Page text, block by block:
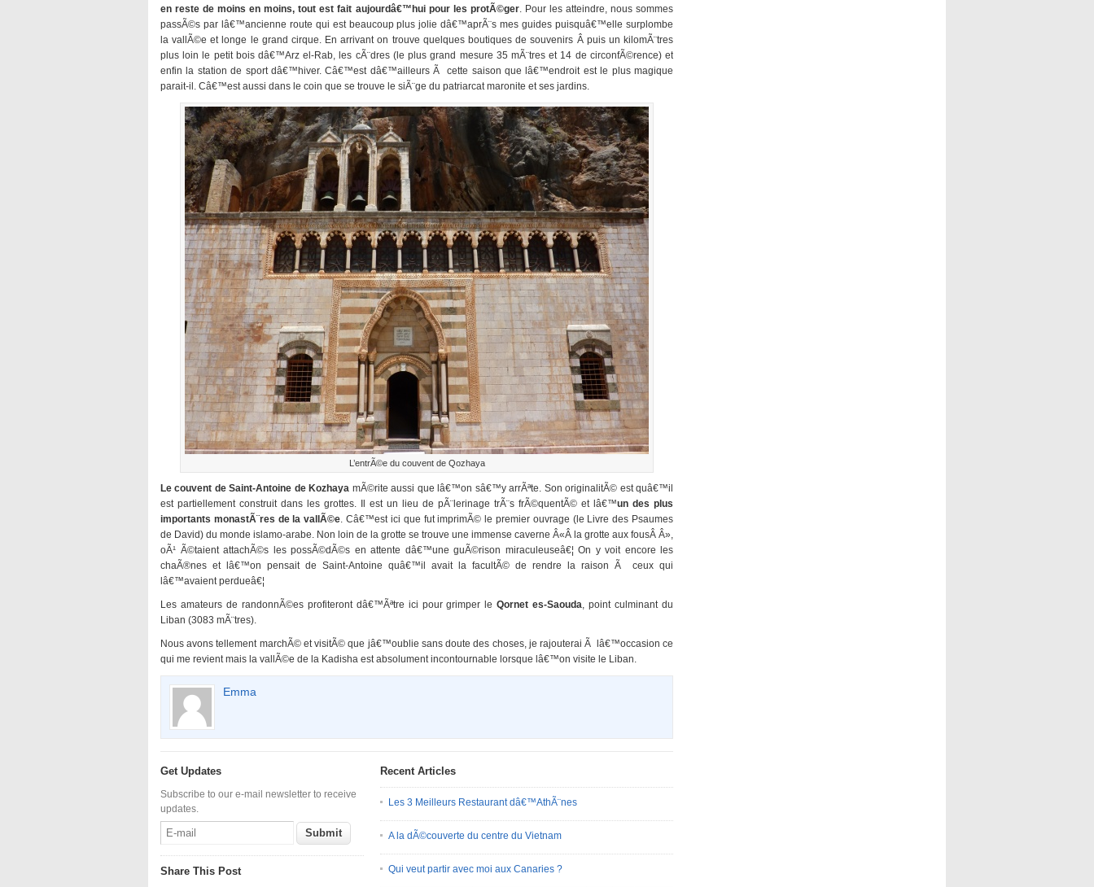
en reste de moins en moins, tout est fait aujourdâ€™hui pour les protÃ©ger. Pour les atteindre, nous sommes
passÃ©s par lâ€™ancienne route qui est beaucoup plus jolie dâ€™aprÃ¨s mes guides puisquâ€™elle surplombe
la vallÃ©e et longe le grand cirque. En arrivant on trouve quelques boutiques de souvenirs Â puis un kilomÃ¨tres
plus loin le petit bois dâ€™Arz el-Rab, les cÃ¨dres (le plus grand mesure 35 mÃ¨tres et 14 de circonfÃ©rence) et
enfin la station de sport dâ€™hiver. Câ€™est dâ€™ailleurs Ã cette saison que lâ€™endroit est le plus magique
parait-il. Câ€™est aussi dans le coin que se trouve le siÃ¨ge du patriarcat maronite et ses jardins.
L’entrÃ©e du couvent de Qozhaya
Le couvent de Saint-Antoine de Kozhaya mÃ©rite aussi que lâ€™on sâ€™y arrÃªte. Son originalitÃ© est quâ€™il
est partiellement construit dans les grottes. Il est un lieu de pÃ¨lerinage trÃ¨s frÃ©quentÃ© et lâ€™un des plus
importants monastÃ¨res de la vallÃ©e. Câ€™est ici que fut imprimÃ© le premier ouvrage (le Livre des Psaumes
de David) du monde islamo-arabe. Non loin de la grotte se trouve une immense caverne Â«Â la grotte aux fousÂ Â»,
oÃ¹ Ã©taient attachÃ©s les possÃ©dÃ©s en attente dâ€™une guÃ©rison miraculeuseâ€¦ On y voit encore les
chaÃ®nes et lâ€™on pensait de Saint-Antoine quâ€™il avait la facultÃ© de rendre la raison Ã ceux qui
lâ€™avaient perdueâ€¦
Les amateurs de randonnÃ©es profiteront dâ€™Ãªtre ici pour grimper leQornet es-Saouda, point culminant du
Liban (3083 mÃ¨tres).
Nous avons tellement marchÃ© et visitÃ© que jâ€™oublie sans doute des choses, je rajouterai Ã lâ€™occasion ce
qui me revient mais la vallÃ©e de la Kadisha est absolument incontournable lorsque lâ€™on visite le Liban.
Emma
Get Updates
Subscribe to our e-mail newsletter to receive
updates.
Share This Post
Recent Articles
Les 3 Meilleurs Restaurant dâ€™AthÃ¨nes
A la dÃ©couverte du centre du Vietnam
Qui veut partir avec moi aux Canaries ?